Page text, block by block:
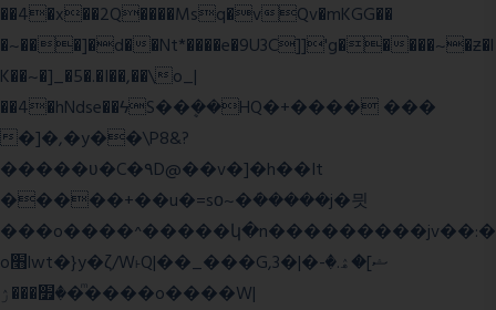
��4�x��2Q����Msq�vQv�mKGG��
�~���]�d��Nt*����e�9U3C]]'g�����~�ƶ�l
K��~�]_�5�.�I��,��\o_|
��4�hNdse��ϟS��ܷ��HQ�+���� ���
�]�,�y��\P8&?
�����ʋ�C�۹D@��v�]�h��It
�����+��u�=sο~�ܿ�����j�믯
���o����^�����կ�n���������jv��:�
o׫lwt�}y�ζ/W˫Q|��_���G,3�|�ޝ]�ۿ.�-
�׿���ۯ�ͫ����o����W|